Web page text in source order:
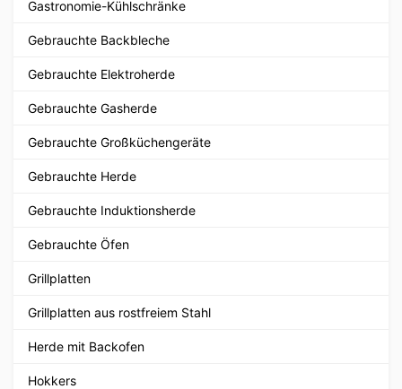
Gastronomie-Kühlschränke
Gebrauchte Backbleche
Gebrauchte Elektroherde
Gebrauchte Gasherde
Gebrauchte Großküchengeräte
Gebrauchte Herde
Gebrauchte Induktionsherde
Gebrauchte Öfen
Grillplatten
Grillplatten aus rostfreiem Stahl
Herde mit Backofen
Hokkers